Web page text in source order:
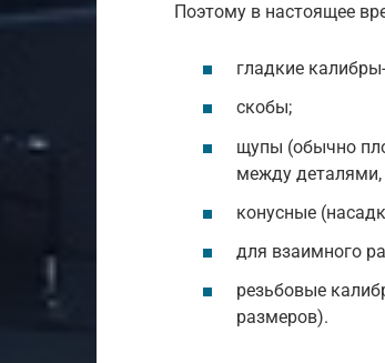
Поэтому в настоящее
гладкие
скобы;
щупы (обычно
между деталями,
конусные
для взаимного
резьбовые
размеров).